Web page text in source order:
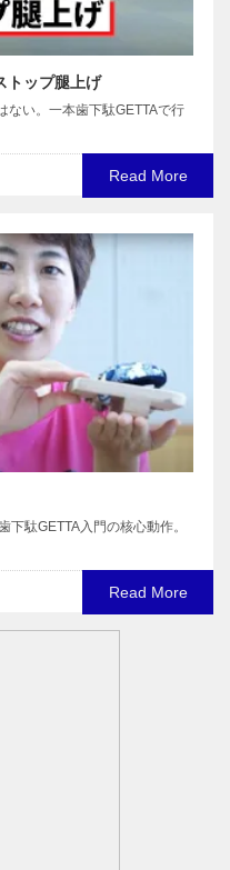
トップ腿上げ
ない。一本歯下駄GETTAで行
Read More
駄GETTA入門の核心動作。
Read More